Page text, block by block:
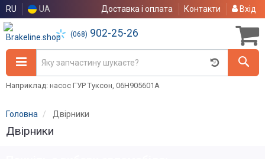
RU UA Доставка і оплата Контакти Вхід
(068) 902-25-26
Наприклад: насос ГУР Туксон, 06H905601A
Головна Двірники
Двірники